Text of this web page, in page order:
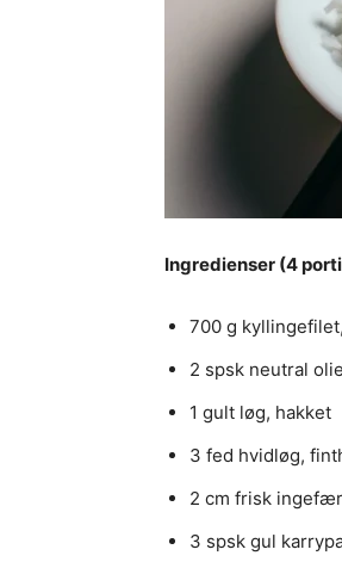
Ingredienser (4
700 g
2 spsk neutral olie
1 gult løg, hakket
3 fed hvidløg,
2 cm frisk
3 spsk gul